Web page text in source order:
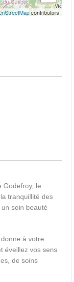
contributors
Godefroy, le
tranquillité des
soin beauté
à votre
éveillez vos sens
de soins